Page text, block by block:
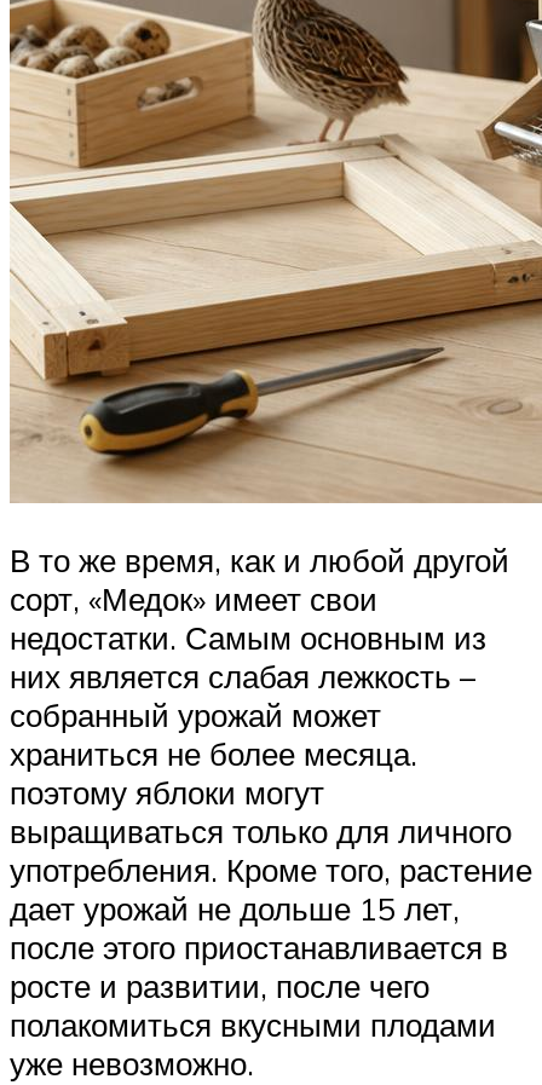
В то же время, как и любой другой
сорт, «Медок» имеет свои
недостатки. Самым основным из
них является слабая лежкость –
собранный урожай может
храниться не более месяца.
поэтому яблоки могут
выращиваться только для личного
употребления. Кроме того, растение
дает урожай не дольше 15 лет,
после этого приостанавливается в
росте и развитии, после чего
полакомиться вкусными плодами
уже невозможно.